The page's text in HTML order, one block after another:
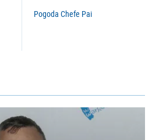
Pogoda Chefe Pai